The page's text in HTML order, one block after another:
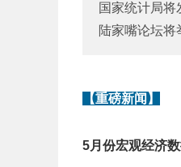
国家统计局
陆家嘴论坛将
【重磅新闻】
5月份宏观经济